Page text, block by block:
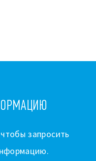
запросить